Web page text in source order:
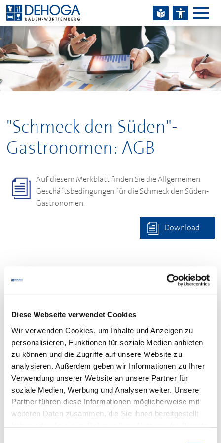
Diese Webseite verwendet Cookies
Wir verwenden Cookies, um Inhalte und Anzeigen zu
personalisieren, Funktionen für soziale Medien anbieten
zu können und die Zugriffe auf unsere Website zu
analysieren. Außerdem geben wir Informationen zu Ihrer
Verwendung unserer Website an unsere Partner für
soziale Medien, Werbung und Analysen weiter. Unsere
Partner führen diese Informationen möglicherweise mit
weiteren Daten zusammen, die Sie ihnen bereitgestellt
Zum Hauptinhalt springen
Zum Footerinhalt springen
"Schmeck den Süden"-
Gastronomen: AGB
Auf diesem Merkblatt finden Sie die Allgemeinen
Geschäftsbedingungen für die Schmeck den Süden-
Gastronomen.
Download
Ihr Kontakt
sich bitte an Ihre zuständige
DEHOGA-Geschäftsstelle .
Für denLogin beachten Sie bitte den Kasten unten. Falls
es Probleme mit dem Login gibt, wenden Sie sich bitte
an den Mitgliederservice:
Telefon:0711 61988-22
E-Mail:
E-Mail schreiben